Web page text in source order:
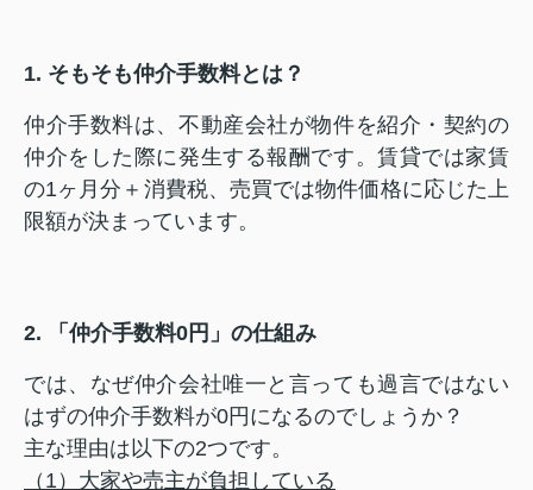
1. そもそも仲介手数料とは？
仲介手数料は、不動産会社が物件を紹介・契約の
仲介をした際に発生する報酬です。賃貸では家賃
の1ヶ月分＋消費税、売買では物件価格に応じた上
限額が決まっています。
2. 「仲介手数料0円」の仕組み
では、なぜ仲介会社唯一と言っても過言ではない
はずの仲介手数料が0円になるのでしょうか？
主な理由は以下の2つです。
（1）大家や売主が負担している